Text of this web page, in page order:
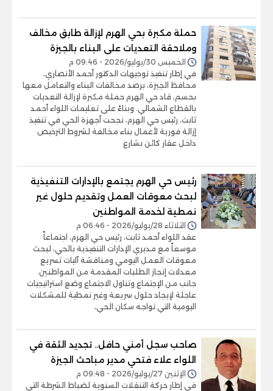
حملة مكبرة بحي الهرم لإزالة طابق مخالف
وملاحقة التعديات على البناء بالجيزة
الخميس 30/يوليو/2026 - 09:46 م
في إطار تنفيذ توجيهات الدكتور أحمد الأنصاري،
محافظ الجيزة، برصد مخالفات البناء والتعامل معها
بحسم، قاد حي الهرم حملة مكبرة لإزالة التعديات
بالقطاع الشمالي. وبناءً على تعليمات اللواء أحمد
ثابت، رئيس حي الهرم، نجحت أجهزة الحي في تنفيذ
إزالة فورية لأعمال بناء مخالفة لشروط الترخيص
داخل عقار كائن بشارع
رئيس حي الهرم يجتمع بالإدارات التنفيذية
لبحث معوقات العمل وتقديم حلول غير
نمطية لخدمة المواطنين
الثلاثاء 28/يوليو/2026 - 06:46 م
عقد اللواء أحمد ثابت، رئيس حي الهرم، اجتماعاً
موسعاً مع مديري الإدارات التنفيذية بالحي، لبحث
معوقات العمل اليومي ومناقشة آليات تسريع
معدلات إنجاز الطلبات المقدمة من المواطنين.
جانب من الإجتماع وتناول الاجتماع وضع استراتيجيات
عاجلة لإيجاد حلول سريعة وغير نمطية للمشكلات
اليومية التي تواجه سكان الحي،
صاحب سجل أمني حافل.. تجديد الثقة في
اللواء علاء فتحي مدير مباحث الجيزة
الإثنين 27/يوليو/2026 - 09:48 م
في إطار حركة التنقلات السنوية لضباط الشرطة التي